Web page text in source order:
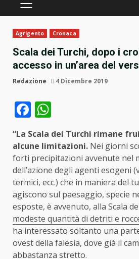
PRIMÄRES
Agrigento Cronaca
Scala dei Turchi, dopo i
accesso in un’area del
Redazione 4 Dicembre 2019
Facebook
“La Scala dei Turchi rimane
alcune limitazioni. Nei giorni
forti precipitazioni avvenute nel
dell’azione degli agenti esogeni
termici, ecc.) che in maniera del
agiscono sul paesaggio, specie
esposte, è avvenuto, alla Scala
modeste quantità di detriti e
ha interessato soltanto una
ovest della falesia, dove già il
abbastanza stretto.